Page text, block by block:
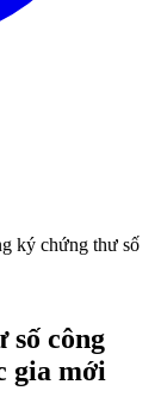
ký chứng thư số
số công
gia mới